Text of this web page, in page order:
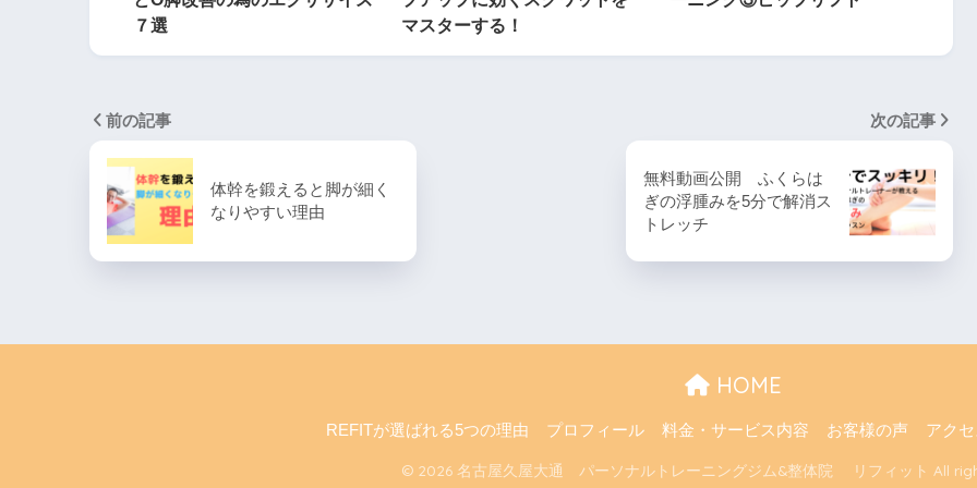
７選
マスターする！
前の記事
体幹を鍛えると脚が細く
なりやすい理由
次の記事
無料動画公開 ふくらは
ぎの浮腫みを5分で解消ス
トレッチ
HOME
REFITが選ばれる5つの理由 プロフィール 料金・サービス内容 お客様の声 アクセ
© 2026 名古屋久屋大通 パーソナルトレーニングジム&整体院 リフィット All